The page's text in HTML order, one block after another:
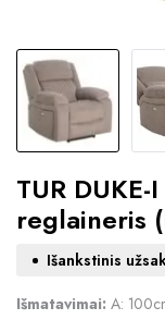
TUR DUKE-
reglaineris
Išankstinis
Išmatavimai: A: